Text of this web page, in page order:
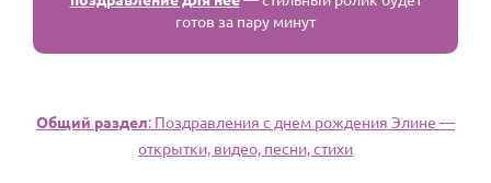
готов за пару минут
Общий раздел: Поздравления с днем рождения Элине —
открытки, видео, песни, стихи